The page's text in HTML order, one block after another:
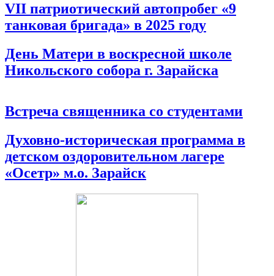
VII патриотический автопробег «9
танковая бригада» в 2025 году
День Матери в воскресной школе
Никольского собора г. Зарайска
Встреча священника со студентами
Духовно-историческая программа в
детском оздоровительном лагере
«Осетр» м.о. Зарайск